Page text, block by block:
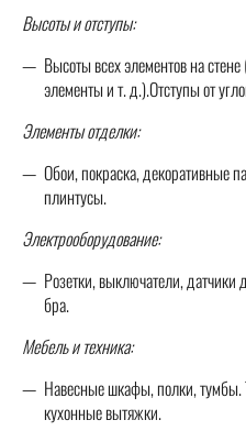
Высоты и отступы:
Высоты всех элементов на
элементы и т. д.).Отступы от
Элементы отделки:
Обои, покраска, декоративные
плинтусы.
Электрооборудование:
Розетки, выключатели,
бра.
Мебель и техника:
Навесные шкафы, полки,
кухонные вытяжки.